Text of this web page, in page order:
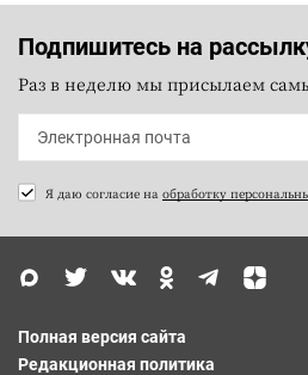
Подпишитесь на
Раз в неделю мы присылаем
Я даю согласие на обработку
Полная версия сайта
Редакционная политика